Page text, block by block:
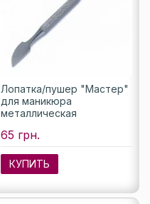
Лопатка/пушер "Мастер"
для маникюра
металлическая
65 грн.
КУПИТЬ